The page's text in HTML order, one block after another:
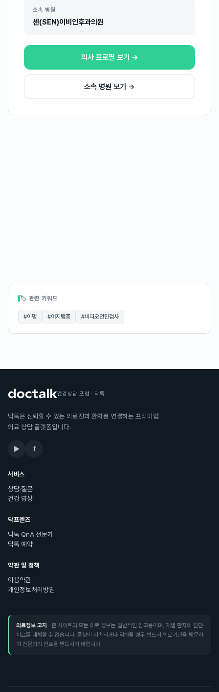
소속 병원
센(SEN)이비인후과의원
의사 프로필 보기 →
소속 병원 보기 →
🏷 관련 키워드
#이명 #어지럼증 #비디오안진검사
건강상담 포럼 · 닥톡
닥톡은 신뢰할 수 있는 의료진과 환자를 연결하는 프리미엄
의료 상담 플랫폼입니다.
▶ f
서비스
상담·질문
건강 영상
닥프렌즈
닥톡 QnA 전문가
닥톡 예약
약관 및 정책
이용약관
개인정보처리방침
의료정보 고지 · 본 사이트의 모든 의료 정보는 일반적인 참고용이며, 개별 환자의 진단·
치료를 대체할 수 없습니다. 증상이 지속되거나 악화될 경우 반드시 의료기관을 방문하
여 전문의의 진료를 받으시기 바랍니다.